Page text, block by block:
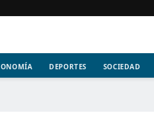
DEPORTES SOCIEDAD